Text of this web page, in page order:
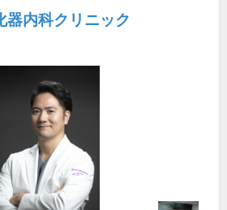
器内科クリニック